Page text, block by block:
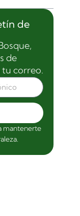
de
de
correo.
mantenerte